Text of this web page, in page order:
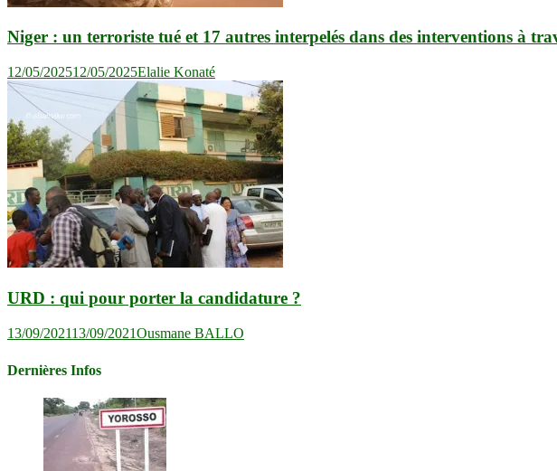
Niger : un terroriste tué et 17 autres interpelés dans des interventions à
12/05/202512/05/2025Elalie Konaté
URD : qui pour porter la candidature ?
13/09/202113/09/2021Ousmane BALLO
Dernières Infos